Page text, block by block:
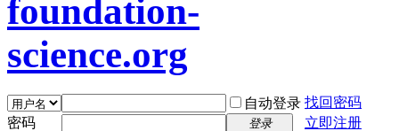
自动登录 找回密码
密码
登录 立即注册